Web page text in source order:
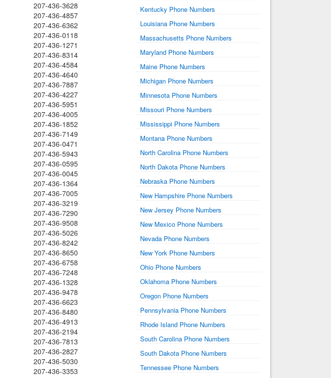
207-436-3628
207-436-4857
207-436-6362
207-436-0118
207-436-1271
207-436-8314
207-436-4584
207-436-4640
207-436-7887
207-436-4227
207-436-5951
207-436-4005
207-436-1852
207-436-7149
207-436-0471
207-436-5943
207-436-0595
207-436-0045
207-436-1364
207-436-7005
207-436-3219
207-436-7290
207-436-9508
207-436-5026
207-436-8242
207-436-8650
207-436-6758
207-436-7248
207-436-1328
207-436-9478
207-436-6623
207-436-8480
207-436-4913
207-436-2194
207-436-7813
207-436-2827
207-436-5030
207-436-3353
Kentucky Phone Numbers
Louisiana Phone Numbers
Massachusetts Phone Numbers
Maryland Phone Numbers
Maine Phone Numbers
Michigan Phone Numbers
Minnesota Phone Numbers
Missouri Phone Numbers
Mississippi Phone Numbers
Montana Phone Numbers
North Carolina Phone Numbers
North Dakota Phone Numbers
Nebraska Phone Numbers
New Hampshire Phone Numbers
New Jersey Phone Numbers
New Mexico Phone Numbers
Nevada Phone Numbers
New York Phone Numbers
Ohio Phone Numbers
Oklahoma Phone Numbers
Oregon Phone Numbers
Pennsylvania Phone Numbers
Rhode Island Phone Numbers
South Carolina Phone Numbers
South Dakota Phone Numbers
Tennessee Phone Numbers